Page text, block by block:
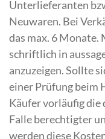
Unterlieferanten
Neuwaren. Bei
das max. 6 Monate.
schriftlich in
anzuzeigen. Sollte
einer Prüfung beim
Käufer vorläufig die
Falle berechtigter
werden diese